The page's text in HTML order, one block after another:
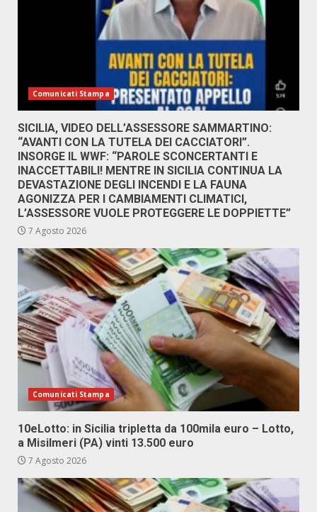
Comunicati Stampa
SICILIA, VIDEO DELL’ASSESSORE SAMMARTINO:
“AVANTI CON LA TUTELA DEI CACCIATORI”.
INSORGE IL WWF: “PAROLE SCONCERTANTI E
INACCETTABILI! MENTRE IN SICILIA CONTINUA LA
DEVASTAZIONE DEGLI INCENDI E LA FAUNA
AGONIZZA PER I CAMBIAMENTI CLIMATICI,
L’ASSESSORE VUOLE PROTEGGERE LE DOPPIETTE”
7 Agosto 2026
Comunicati Stampa
10eLotto: in Sicilia tripletta da 100mila euro – Lotto,
a Misilmeri (PA) vinti 13.500 euro
7 Agosto 2026